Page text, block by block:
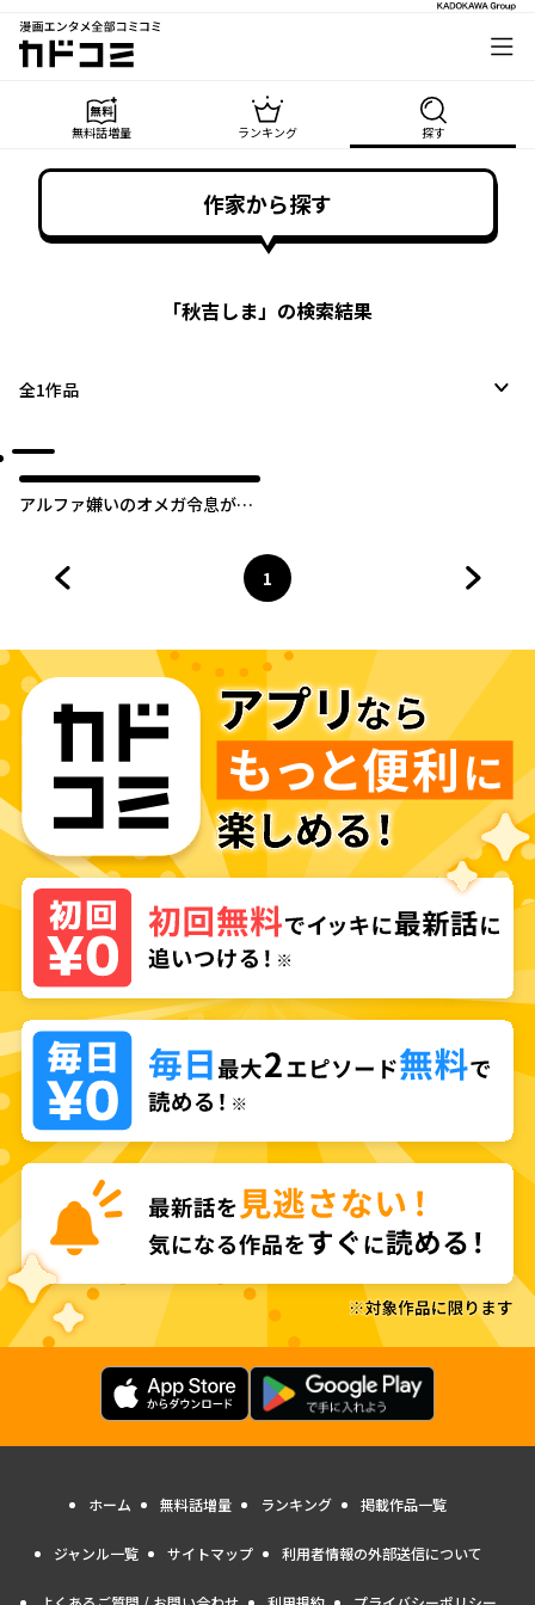
漫画エンタメ全部コミコミ
カドコミ
無料話増量 ランキング 探す
作家から探す
「秋吉しま」の検索結果
全1作品
アルファ嫌いのオメガ令息が寡
ページ
1
へ
ホーム 無料話増量 ランキング 掲載作品一覧
ジャンル一覧 サイトマップ 利用者情報の外部送信について